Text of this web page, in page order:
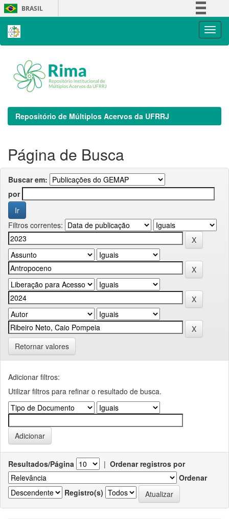
Skip
navigation
BRASIL
Repositório de Múltiplos Acervos da UFRRJ
Página de Busca
Buscar em:
por
Filtros correntes:
Retornar valores
Adicionar filtros:
Utilizar filtros para refinar o resultado de busca.
Resultados/Página | Ordenar registros por
Ordenar
Registro(s)